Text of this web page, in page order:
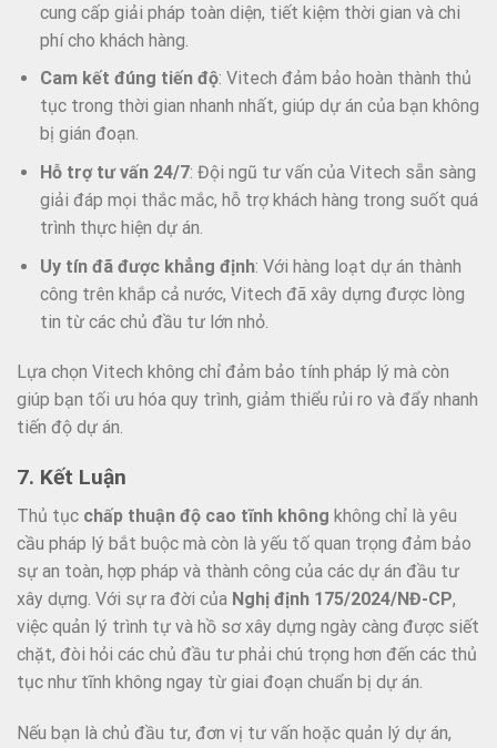
cung cấp giải pháp toàn diện, tiết kiệm thời gian và chi
phí cho khách hàng.
Cam kết đúng tiến độ: Vitech đảm bảo hoàn thành thủ
tục trong thời gian nhanh nhất, giúp dự án của bạn không
bị gián đoạn.
Hỗ trợ tư vấn 24/7: Đội ngũ tư vấn của Vitech sẵn sàng
giải đáp mọi thắc mắc, hỗ trợ khách hàng trong suốt quá
trình thực hiện dự án.
Uy tín đã được khẳng định: Với hàng loạt dự án thành
công trên khắp cả nước, Vitech đã xây dựng được lòng
tin từ các chủ đầu tư lớn nhỏ.
Lựa chọn Vitech không chỉ đảm bảo tính pháp lý mà còn
giúp bạn tối ưu hóa quy trình, giảm thiểu rủi ro và đẩy nhanh
tiến độ dự án.
7. Kết Luận
Thủ tục chấp thuận độ cao tĩnh không không chỉ là yêu
cầu pháp lý bắt buộc mà còn là yếu tố quan trọng đảm bảo
sự an toàn, hợp pháp và thành công của các dự án đầu tư
xây dựng. Với sự ra đời của Nghị định 175/2024/NĐ-CP,
việc quản lý trình tự và hồ sơ xây dựng ngày càng được siết
chặt, đòi hỏi các chủ đầu tư phải chú trọng hơn đến các thủ
tục như tĩnh không ngay từ giai đoạn chuẩn bị dự án.
Nếu bạn là chủ đầu tư, đơn vị tư vấn hoặc quản lý dự án,